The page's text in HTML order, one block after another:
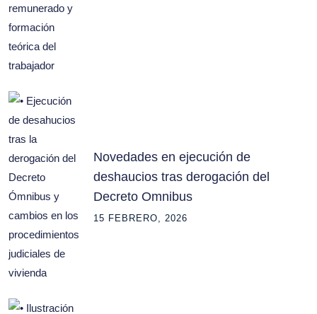
Novedades en ejecución de
deshaucios tras derogación del
Decreto Omnibus
15 FEBRERO, 2026